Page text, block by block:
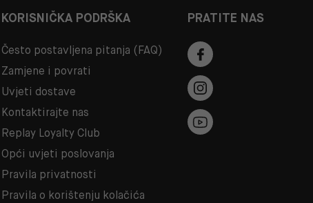
KORISNIČKA PODRŠKA
Često postavljena pitanja (FAQ)
Zamjene i povrati
Uvjeti dostave
Kontaktirajte nas
Replay Loyalty Club
Opći uvjeti poslovanja
Pravila privatnosti
Pravila o korištenju kolačića
PRATITE NAS